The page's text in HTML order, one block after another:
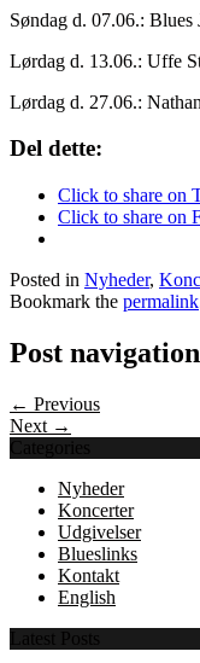
Søndag d. 07.06.:
Lørdag d. 13.06.: Uffe
Lørdag d. 27.06.:
Del dette:
Click to share on
Click to share on
Posted in Nyheder,
Bookmark the permalink
Post navigation
← Previous
Next →
Categories
Nyheder
Koncerter
Udgivelser
Blueslinks
Kontakt
English
Latest Posts